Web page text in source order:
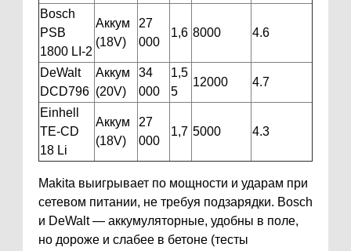
Bosch
PSB
1800 LI-2
Аккум
(18V)
27
000
1,6 8000 4.6
DeWalt
DCD796
Аккум
(20V)
34
000
1,5
5
12000 4.7
Einhell
TE-CD
18 Li
Аккум
(18V)
27
000
1,7 5000 4.3
Makita выигрывает по мощности и ударам при
сетевом питании, не требуя подзарядки. Bosch
и DeWalt — аккумуляторные, удобны в поле,
но дороже и слабее в бетоне (тесты